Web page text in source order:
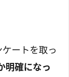
ートを取っ
明確になっ